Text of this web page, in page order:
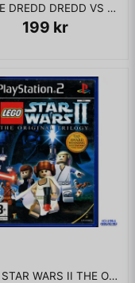
JUDGE DREDD DREDD VS DEATH PS2
199 kr
LEGO STAR WARS II THE ORIGINAL TRILOGY PS2